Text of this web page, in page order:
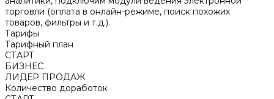
торговли (оплата в онлайн-режиме, поиск похожих
товаров, фильтры и т.д.).
Тарифы
Тарифный план
СТАРТ
БИЗНЕС
ЛИДЕР ПРОДАЖ
Количество доработок